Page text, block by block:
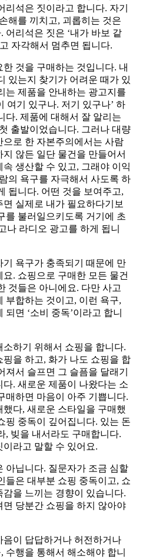
리석은 짓이라고 합니다. 자기
해를 끼치고, 괴롭히는 것은
어리석은 짓은 ‘내가 바보 같
자각해서 멈추면 됩니다.
것을 구매하는 것입니다. 내
있는지 찾기가 어려운 때가 있
는 제품을 안내하는 광고지를
여기 있구나. 저기 있구나’ 하
다. 제품에 대해서 잘 알리는
출발이었습니다. 그러나 대량
으로 한 자본주의에서는 사람
않든 일단 물건을 만들어서
생산할 수 있고, 그래야 이익
의 욕구를 자극해서 사도록 하
됩니다. 어떤 것을 보여주고,
실제로 내가 필요하다기보
를 불러일으키도록 거기에 초
나 라디오 광고를 하게 됩니
기 욕구가 충족되기 때문에 만
. 쇼핑으로 구매한 모든 물건
것들은 아니에요. 다만 사고
부합하는 것이고, 이런 욕구,
면 ‘소비 중독’이라고 합니
소하기 위해서 쇼핑을 합니다.
핑을 하고, 화가 나도 쇼핑을 합
져서 슬프면 그 슬픔을 달래기
다. 새로운 제품이 나왔다는 소
매하면 마음이 아주 기쁩니다.
다, 새로운 스타일을 구매했
핑 중독이 깊어집니다. 있는 돈
, 빚을 내서라도 구매합니다.
라고 말할 수 있어요.
아닙니다. 질문자가 조금 심할
들은 대부분 쇼핑 중독이고, 쇼
감을 느끼는 경향이 있습니다.
면 당분간 쇼핑을 하지 않아야
음이 답답하거나 허전하거나
수행을 통해서 해소해야 합니